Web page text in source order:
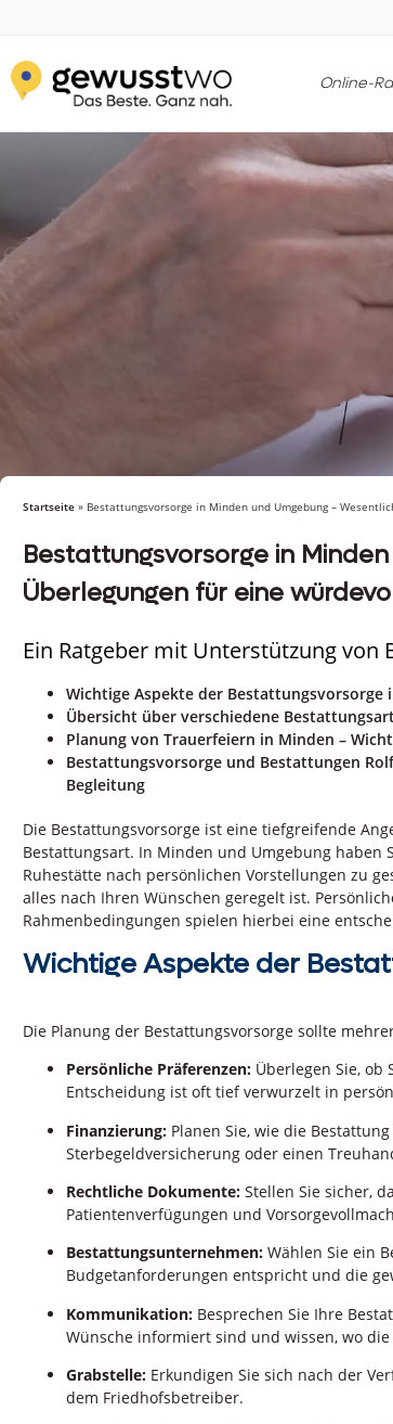
Online-
Startseite » Bestattungsvorsorge in Minden und Umgebung –
Bestattungsvorsorge in
Überlegungen für eine
Ein Ratgeber mit Unterstützung von
Wichtige Aspekte der Bestattungsvorsorge
Übersicht über verschiedene
Planung von Trauerfeiern in Minden –
Bestattungsvorsorge und Bestattungen
Begleitung
Die Bestattungsvorsorge ist eine tiefgreifende
Bestattungsart. In Minden und Umgebung haben
Ruhestätte nach persönlichen Vorstellungen zu
alles nach Ihren Wünschen geregelt ist.
Rahmenbedingungen spielen hierbei eine
Wichtige Aspekte der
Die Planung der Bestattungsvorsorge sollte
Persönliche Präferenzen: Überlegen Sie, ob
Entscheidung ist oft tief verwurzelt in
Finanzierung: Planen Sie, wie die
Sterbegeldversicherung oder einen
Rechtliche Dokumente: Stellen Sie sicher,
Patientenverfügungen und
Bestattungsunternehmen: Wählen Sie ein
Budgetanforderungen entspricht und die
Kommunikation: Besprechen Sie Ihre
Wünsche informiert sind und wissen, wo
Grabstelle: Erkundigen Sie sich nach der
dem Friedhofsbetreiber.